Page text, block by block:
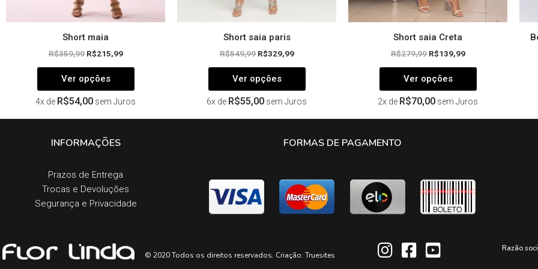
Short maia
R$359,99 R$215,99
Ver opções
4x de R$54,00 sem Juros
Short saia paris
R$549,99 R$329,99
Ver opções
6x de R$55,00 sem Juros
Short saia Creta
R$279,99 R$139,99
Ver opções
2x de R$70,00 sem Juros
INFORMAÇÕES
Prazos de Entrega​
Trocas e Devoluções​
Segurança e Privacidade
FORMAS DE PAGAMENTO
© 2020 Todos os direitos reservados. Criação: Truesites
Razão